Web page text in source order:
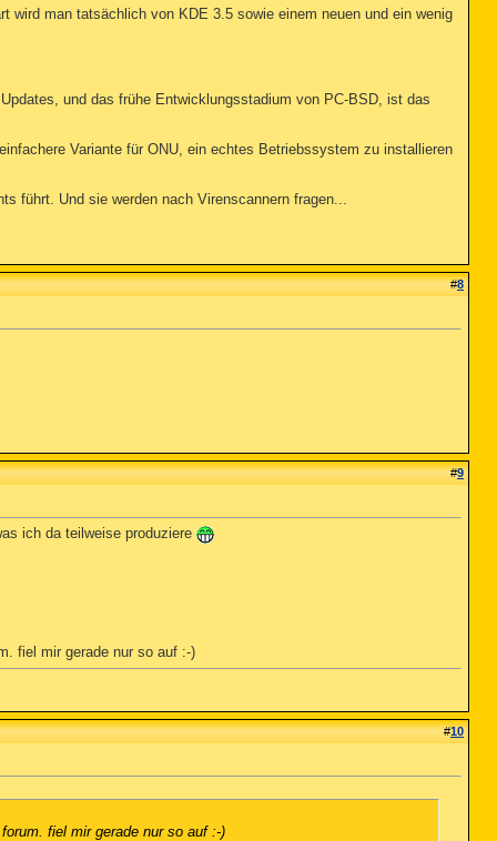
wird man tatsächlich von KDE 3.5 sowie einem neuen und ein wenig
und das frühe Entwicklungsstadium von PC-BSD, ist das
Variante für ONU, ein echtes Betriebssystem zu installieren
führt. Und sie werden nach Virenscannern fragen...
#8
#9
ich da teilweise produziere
fiel mir gerade nur so auf :-)
#10
fiel mir gerade nur so auf :-)